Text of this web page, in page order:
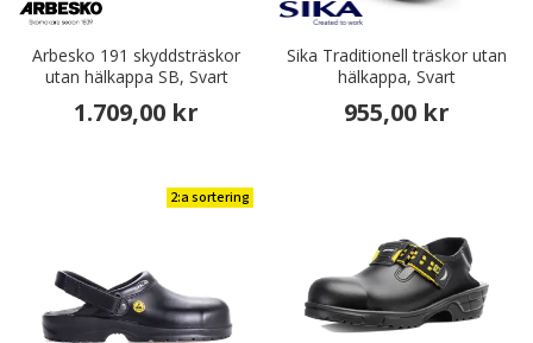
Arbesko 191 skyddsträskor
utan hälkappa SB, Svart
1.709,00 kr
Sika Traditionell träskor utan
hälkappa, Svart
955,00 kr
2:a sortering